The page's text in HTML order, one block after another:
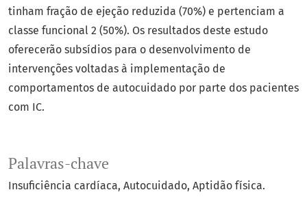
Palavras-chave
Insuficiência cardíaca Autocuidado Aptidão física.
tinham fração de ejeção reduzida (70%) e pertenciam a
classe funcional 2 (50%). Os resultados deste estudo
oferecerão subsídios para o desenvolvimento de
intervenções voltadas à implementação de
comportamentos de autocuidado por parte dos pacientes
com IC.